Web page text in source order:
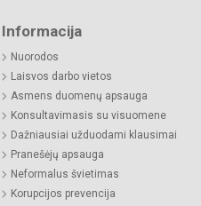
Informacija
Nuorodos
Laisvos darbo vietos
Asmens duomenų apsauga
Konsultavimasis su visuomene
Dažniausiai užduodami klausimai
Pranešėjų apsauga
Neformalus švietimas
Korupcijos prevencija